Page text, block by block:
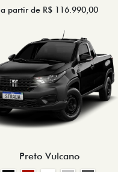
a partir de R$ 116.990,00
Preto Vulcano